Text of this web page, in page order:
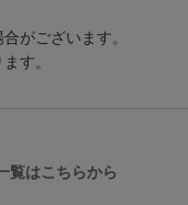
がございます。
す。
覧はこちらから